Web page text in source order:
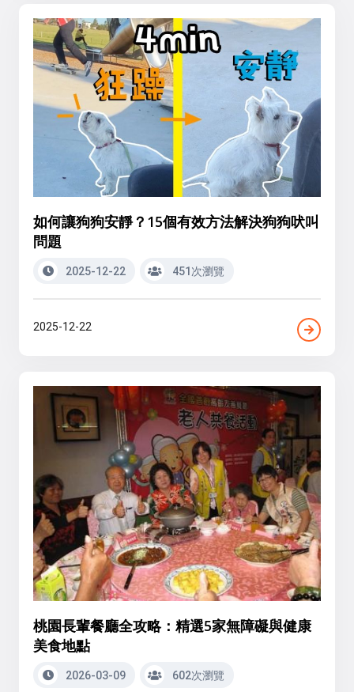
如何讓狗狗安靜？15個有效方法解決狗狗吠叫
問題
2025-12-22 451次瀏覽
2025-12-22
桃園長輩餐廳全攻略：精選5家無障礙與健康
美食地點
2026-03-09 602次瀏覽